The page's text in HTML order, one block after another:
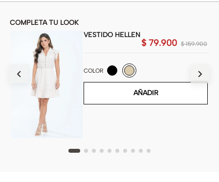
COMPLETA TU LOOK
VESTIDO HELLEN
$ 159.900
$ 79.900
COLOR
AÑADIR